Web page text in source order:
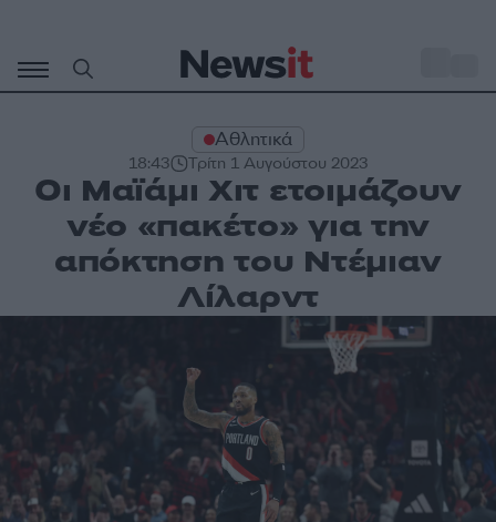
περιεχόμενο
Αθλητικά
18:43 Τρίτη 1 Αυγούστου 2023
Οι Μαϊάμι Χιτ ετοιμάζουν
νέο «πακέτο» για την
απόκτηση του Ντέμιαν
Λίλαρντ